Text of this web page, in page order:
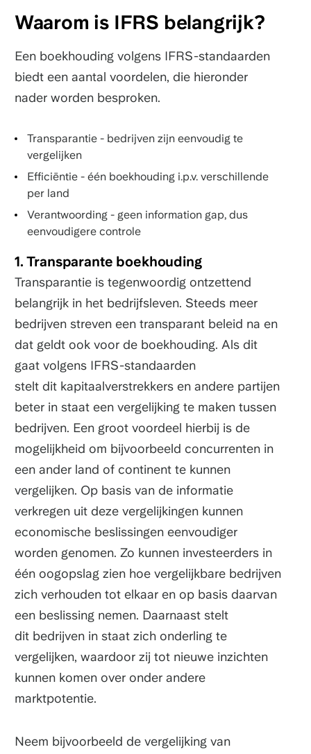
Waarom is IFRS belangrijk?
Een boekhouding volgens IFRS-standaarden
biedt een aantal voordelen, die hieronder
nader worden besproken.
Transparantie - bedrijven zijn eenvoudig te
vergelijken
Efficiëntie - één boekhouding i.p.v. verschillende
per land
Verantwoording - geen information gap, dus
eenvoudigere controle
1. Transparante boekhouding
Transparantie is tegenwoordig ontzettend
belangrijk in het bedrijfsleven. Steeds meer
bedrijven streven een transparant beleid na en
dat geldt ook voor de boekhouding. Als dit
gaat volgens IFRS-standaarden
stelt dit kapitaalverstrekkers en andere partijen
beter in staat een vergelijking te maken tussen
bedrijven. Een groot voordeel hierbij is de
mogelijkheid om bijvoorbeeld concurrenten in
een ander land of continent te kunnen
vergelijken. Op basis van de informatie
verkregen uit deze vergelijkingen kunnen
economische beslissingen eenvoudiger
worden genomen. Zo kunnen investeerders in
één oogopslag zien hoe vergelijkbare bedrijven
zich verhouden tot elkaar en op basis daarvan
een beslissing nemen. Daarnaast stelt
dit bedrijven in staat zich onderling te
vergelijken, waardoor zij tot nieuwe inzichten
kunnen komen over onder andere
marktpotentie.
Neem bijvoorbeeld de vergelijking van